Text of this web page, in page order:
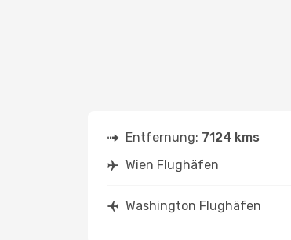
Entfernung: 7124 kms
Wien Flughäfen
Washington Flughäfen